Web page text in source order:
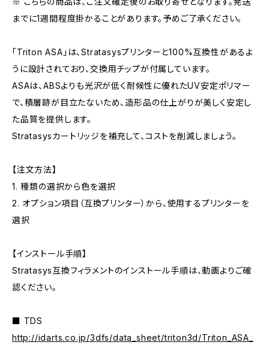
までに1週間程度掛かることがあります。予めご了承ください。
「Triton ASA」は、Stratasysプリンターと100%互換性があるよ
うに設計されており、交換用チップが付属しています。
ASAは、ABSよりも光沢が低く耐候性に優れたUV安定ポリマー
で、積層跡が目立たないため、造形品の仕上がりが美しく安定し
た品質を提供します。
Stratasysカートリッジを補充して、コストを削減しましょう。
【注文方法】
1. 種類の選択から色を選択
2. オプション項目（互換プリンター）から、使用するプリンターを
選択
【インストール手順】
Stratasys互換フィラメントのインストール手順は、動画よりご確
認ください。
■ TDS
http://idarts.co.jp/3dfs/data_sheet/triton3d/Triton_ASA_